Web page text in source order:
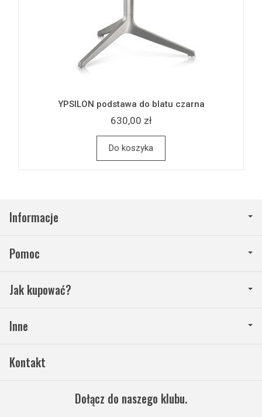
YPSILON podstawa do blatu czarna
630,00 zł
Do koszyka
Informacje
Pomoc
Jak kupować?
Inne
Kontakt
Dołącz do naszego klubu.